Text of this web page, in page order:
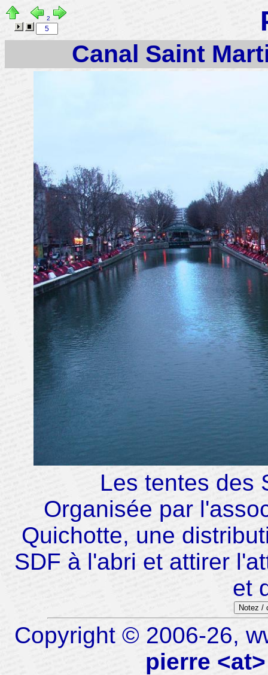
2
Canal Saint
Les tentes des
Organisée par
Quichotte, une
SDF à l'abri et attirer
et
Notez /
Copyright © 2006-26,
pierre